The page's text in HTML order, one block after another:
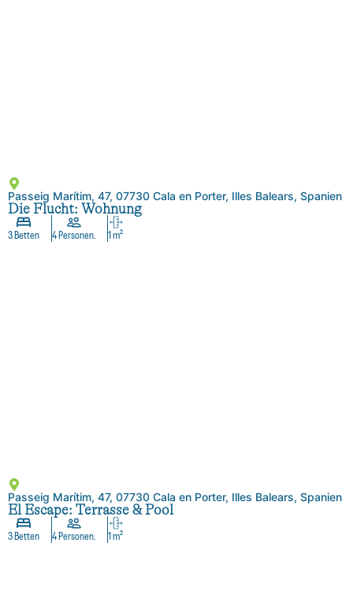
Passeig Marítim, 47, 07730 Cala en Porter, Illes Balears, Spanien
Die Flucht: Wohnung
3 Betten 4 Personen. 1 m²
Passeig Marítim, 47, 07730 Cala en Porter, Illes Balears, Spanien
El Escape: Terrasse & Pool
3 Betten 4 Personen. 1 m²